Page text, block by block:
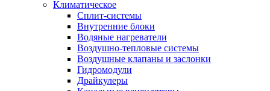
Климатическое
Сплит-системы
Внутренние блоки
Водяные нагреватели
Воздушно-тепловые системы
Воздушные клапаны и заслонки
Гидромодули
Драйкулеры